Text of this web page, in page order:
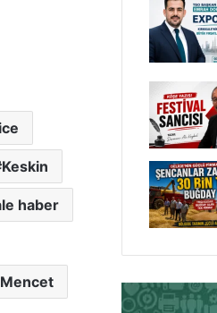
Keskin
haber
Mencet